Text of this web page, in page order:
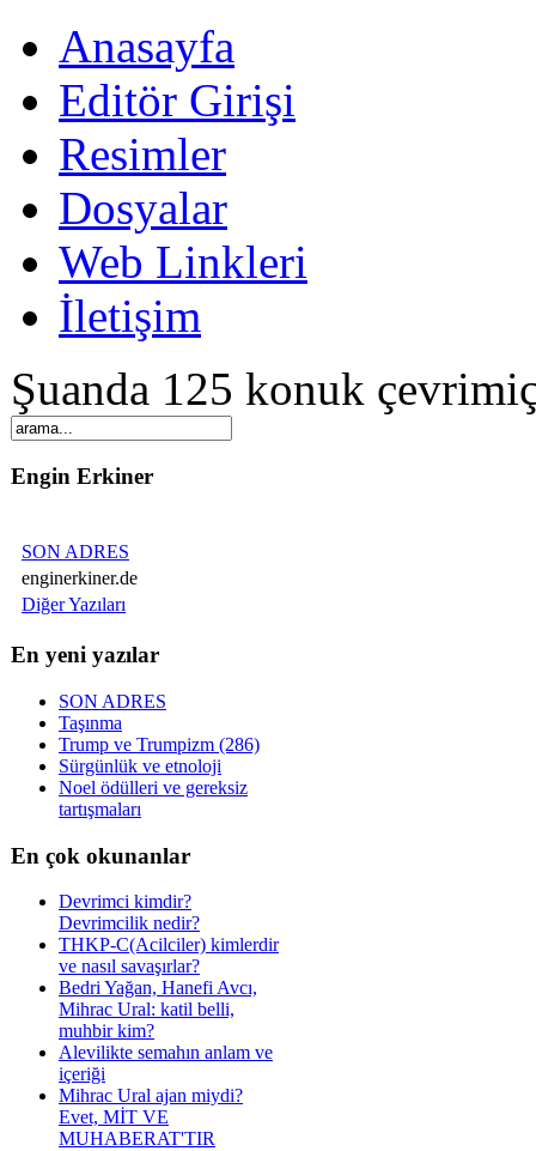
Anasayfa
Editör Girişi
Resimler
Dosyalar
Web Linkleri
İletişim
Şuanda 125 konuk
Engin Erkiner
SON ADRES
enginerkiner.de
Diğer Yazıları
En yeni yazılar
SON ADRES
Taşınma
Trump ve Trumpizm (286)
Sürgünlük ve etnoloji
Noel ödülleri ve gereksiz
tartışmaları
En çok okunanlar
Devrimci kimdir?
Devrimcilik nedir?
THKP-C(Acilciler) kimlerdir
ve nasıl savaşırlar?
Bedri Yağan, Hanefi Avcı,
Mihrac Ural: katil belli,
muhbir kim?
Alevilikte semahın anlam ve
içeriği
Mihrac Ural ajan miydi?
Evet, MİT VE
MUHABERAT'TIR